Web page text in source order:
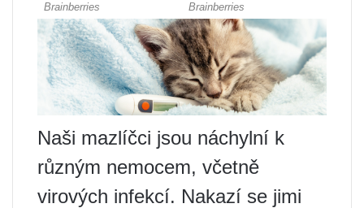
Naši mazlíčci jsou náchylní k
různým nemocem, včetně
virových infekcí. Nakazí se jimi